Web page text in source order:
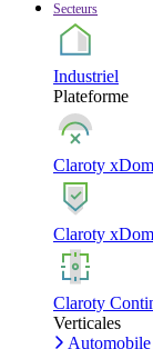
Secteurs
Industriel
Plateforme
Claroty
Claroty
Claroty
Verticales
Automobile